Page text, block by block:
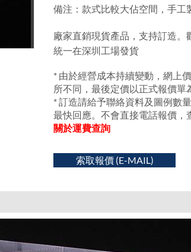
備注：款式比較大佔空間，手工
廠家直銷現貨產品，支持訂造。
統一在深圳工場發貨
* 由於經營成本持續變動，網上
所不同，最後定價以正式報價單
* 訂造請給予聯絡資料及圖例數
最快回應。不會直接電話報價，
關於運費查詢
索取報價 (E-MAIL)